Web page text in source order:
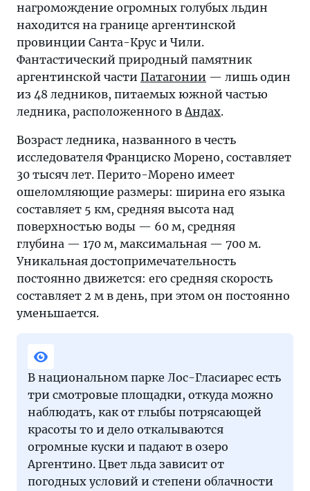
нагромождение огромных голубых льдин
находится на границе аргентинской
провинции Санта-Крус и Чили.
Фантастический природный памятник
аргентинской части Патагонии — лишь один
из 48 ледников, питаемых южной частью
ледника, расположенного вАндах.
Возраст ледника, названного в честь
исследователя Франциско Морено, составляет
30 тысяч лет. Перито-Морено имеет
ошеломляющие размеры: ширина его языка
составляет 5 км, средняя высота над
поверхностью воды — 60 м, средняя
глубина — 170 м, максимальная — 700 м.
Уникальная достопримечательность
постоянно движется: его средняя скорость
составляет 2 м в день, при этом он постоянно
уменьшается.
В национальном парке Лос-Гласиарес есть
три смотровые площадки, откуда можно
наблюдать, как от глыбы потрясающей
красоты то и дело откалываются
огромные куски и падают в озеро
Аргентино. Цвет льда зависит от
погодных условий и степени облачности